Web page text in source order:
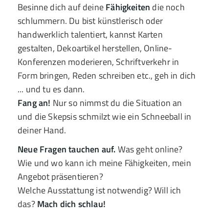
Besinne dich auf deineFähigkeiten die noch
schlummern. Du bist künstlerisch oder
handwerklich talentiert, kannst Karten
gestalten, Dekoartikel herstellen, Online-
Konferenzen moderieren, Schriftverkehr in
Form bringen, Reden schreiben etc., geh in dich
... und tu es dann.
Fang an! Nur so nimmst du die Situation an
und die Skepsis schmilzt wie ein Schneeball in
deiner Hand.
Neue Fragen tauchen auf.Was geht online?
Wie und wo kann ich meine Fähigkeiten, mein
Angebot präsentieren?
Welche Ausstattung ist notwendig? Will ich
das?Mach dich schlau!